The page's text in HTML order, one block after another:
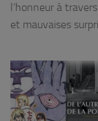
l’honneur à
et mauvaises